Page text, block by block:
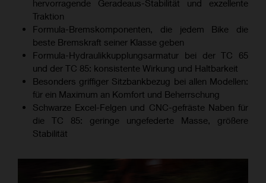
hervorragende Geradeaus-Stabilität und exzellente
Traktion
Formula-Bremskomponenten, die jedem Bike die
beste Bremskraft seiner Klasse geben
Formula-Hydraulikkupplungsarmatur bei der TC 65
und der TC 85: konsistente Wirkung und Haltbarkeit
Besonders griffiger Sitzbankbezug bei allen Modellen:
für ein Maximum an Komfort und Beherrschung
Schwarze Excel-Felgen und CNC-gefräste Naben für
die TC 85: geringe ungefederte Masse, größere
Stabilität